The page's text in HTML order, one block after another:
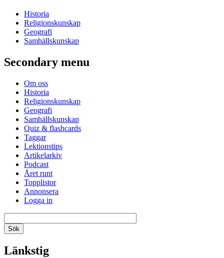
Historia
Religionskunskap
Geografi
Samhällskunskap
Secondary menu
Om oss
Historia
Religionskunskap
Geografi
Samhällskunskap
Quiz & flashcards
Taggar
Lektionstips
Artikelarkiv
Podcast
Året runt
Topplistor
Annonsera
Logga in
Länkstig